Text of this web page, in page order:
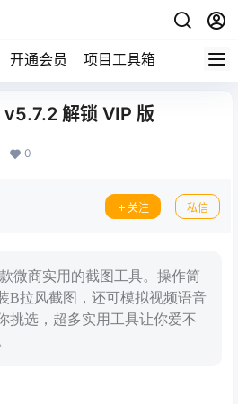
开通会员 项目工具箱
解锁 VIP 版
0
关注 私信
微商实用的截图工具。操作简
B拉风截图，还可模拟视频语音
挑选，超多实用工具让你爱不